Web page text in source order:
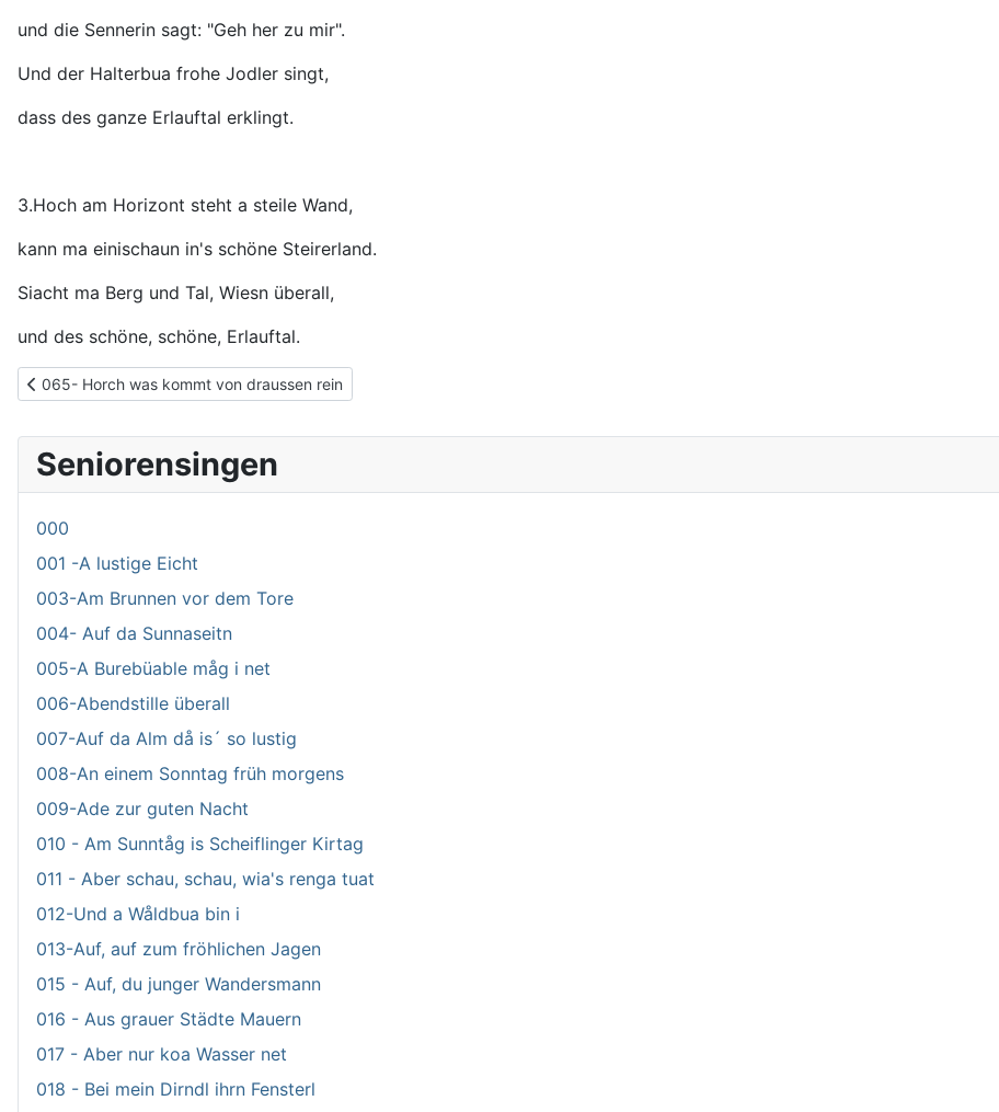
und die Sennerin sagt: "Geh her zu mir".
Und der Halterbua frohe Jodler singt,
dass des ganze Erlauftal erklingt.
3.Hoch am Horizont steht a steile Wand,
kann ma einischaun in's schöne Steirerland.
Siacht ma Berg und Tal, Wiesn überall,
und des schöne, schöne, Erlauftal.
Vorheriger Beitrag: 065- Horch was kommt von draussen rein
065- Horch was kommt von draussen rein
Seniorensingen
000
001 -A lustige Eicht
003-Am Brunnen vor dem Tore
004- Auf da Sunnaseitn
005-A Burebüable måg i net
006-Abendstille überall
007-Auf da Alm då is´ so lustig
008-An einem Sonntag früh morgens
009-Ade zur guten Nacht
010 - Am Sunntåg is Scheiflinger Kirtag
011 - Aber schau, schau, wia's renga tuat
012-Und a Wåldbua bin i
013-Auf, auf zum fröhlichen Jagen
015 - Auf, du junger Wandersmann
016 - Aus grauer Städte Mauern
017 - Aber nur koa Wasser net
018 - Bei mein Dirndl ihrn Fensterl